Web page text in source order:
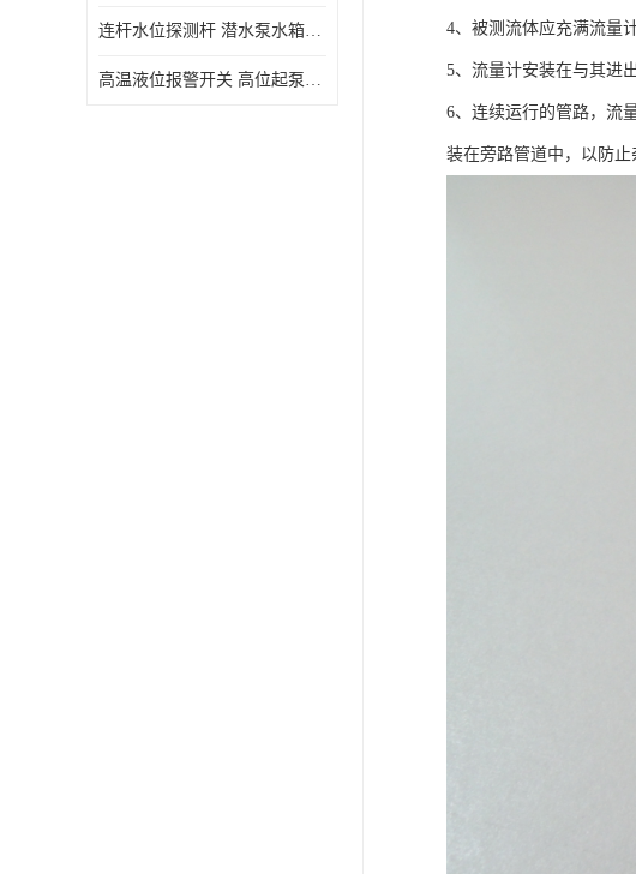
连杆水位探测杆 潜水泵水箱水位控制器 非标定制
高温液位报警开关 高位起泵低水位停泵 不锈钢浮球开关
4、被测流体应充满流量
5、流量计安装在与其进
6、连续运行的管路，流
装在旁路管道中，以防